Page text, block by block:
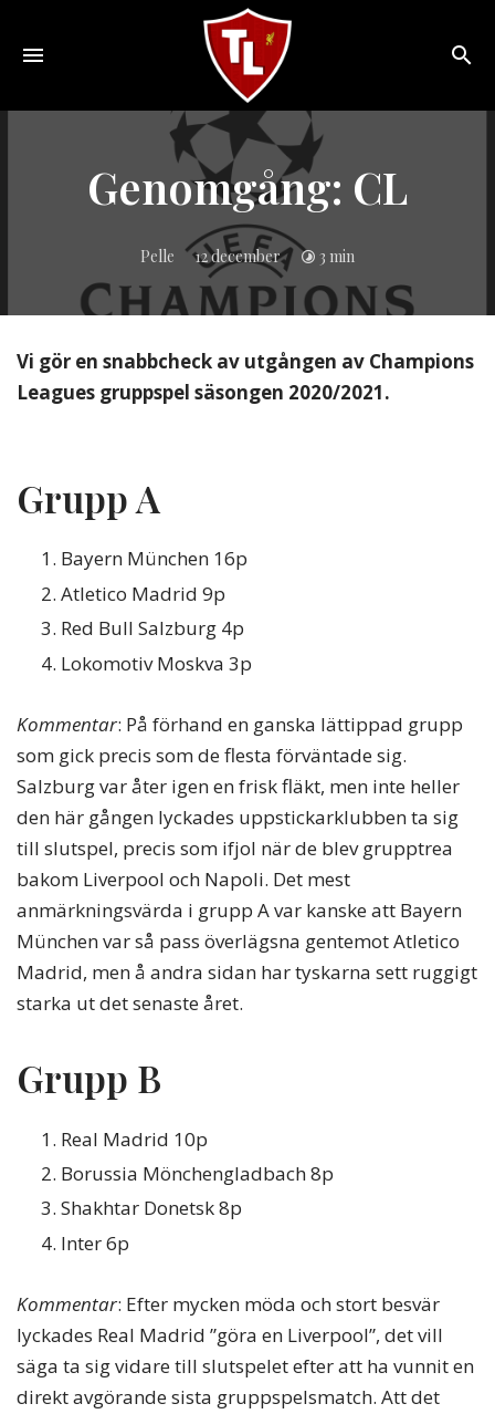
Sveriges
största
Liverpool
online
magazine!
Genomgång: CL
Pelle 12 december 3 min
Vi gör en snabbcheck av utgången av Champions
Leagues gruppspel säsongen 2020/2021.
Grupp A
Bayern München 16p
Atletico Madrid 9p
Red Bull Salzburg 4p
Lokomotiv Moskva 3p
Kommentar: På förhand en ganska lättippad grupp
som gick precis som de flesta förväntade sig.
Salzburg var åter igen en frisk fläkt, men inte heller
den här gången lyckades uppstickarklubben ta sig
till slutspel, precis som ifjol när de blev grupptrea
bakom Liverpool och Napoli. Det mest
anmärkningsvärda i grupp A var kanske att Bayern
München var så pass överlägsna gentemot Atletico
Madrid, men å andra sidan har tyskarna sett ruggigt
starka ut det senaste året.
Grupp B
Real Madrid 10p
Borussia Mönchengladbach 8p
Shakhtar Donetsk 8p
Inter 6p
Kommentar: Efter mycken möda och stort besvär
lyckades Real Madrid ”göra en Liverpool”, det vill
säga ta sig vidare till slutspelet efter att ha vunnit en
direkt avgörande sista gruppspelsmatch. Att det